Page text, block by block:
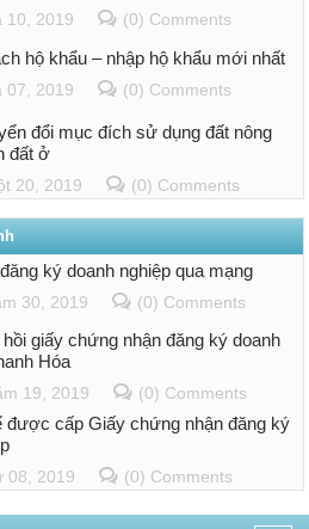
10, 2019 (0) Comments
hộ khẩu – nhập hộ khẩu mới nhất
07, 2019 (0) Comments
đổi mục đích sử dụng đất nông
đất ở
20, 2019 (0) Comments
ký doanh nghiệp qua mạng
30, 2019 (0) Comments
giấy chứng nhận đăng ký doanh
Hóa
19, 2019 (0) Comments
được cấp Giấy chứng nhận đăng ký
08, 2019 (0) Comments